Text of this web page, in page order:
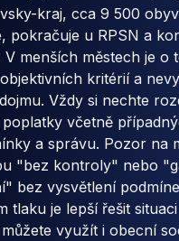
kraj, cca 9 500
pokračuje u RPSN a
V menších městech je o
kritérií a
Vždy si nechte
včetně
a správu. Pozor na
"bez kontroly" nebo
bez vysvětlení
tlaku je lepší řešit
využít i obecní